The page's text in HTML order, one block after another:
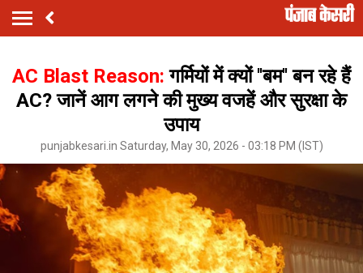
AC Blast Reason:गर्मियों में क्यों ''बम'' बन रहे हैं
AC? जानें आग लगने की मुख्य वजहें और सुरक्षा के
उपाय
punjabkesari.in Saturday, May 30, 2026 - 03:18 PM (IST)